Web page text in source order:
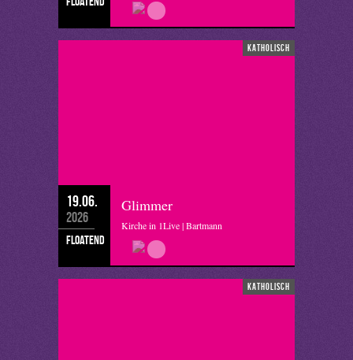
katholisch
19.06.
2026
floatend
Glimmer
Kirche in 1Live | Bartmann
katholisch